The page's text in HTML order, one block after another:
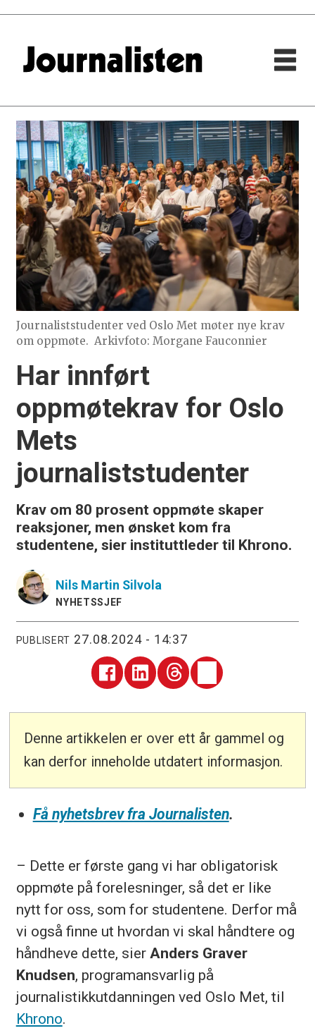
Journaliststudenter ved Oslo Met møter nye krav
om oppmøte. Arkivfoto: Morgane Fauconnier
Har innført
oppmøtekrav for Oslo
Mets
journaliststudenter
Krav om 80 prosent oppmøte skaper
reaksjoner, men ønsket kom fra
studentene, sier instituttleder til Khrono.
Nils Martin Silvola
NYHETSSJEF
PUBLISERT 27.08.2024 - 14:37
Denne artikkelen er over ett år gammel og
kan derfor inneholde utdatert informasjon.
Få nyhetsbrev fra Journalisten.
– Dette er første gang vi har obligatorisk
oppmøte på forelesninger, så det er like
nytt for oss, som for studentene. Derfor må
vi også finne ut hvordan vi skal håndtere og
håndheve dette, sier Anders Graver
Knudsen, programansvarlig på
journalistikkutdanningen ved Oslo Met, til
Khrono.